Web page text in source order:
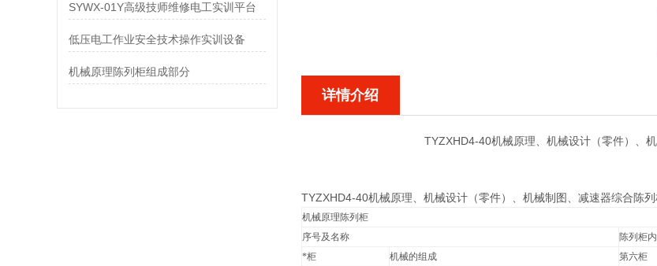
SYWX-01Y高级技师维修电工实训平台
低压电工作业安全技术操作实训设备
机械原理陈列柜组成部分
详情介绍
TYZXHD4-40机械原理、机械设计（零件）、
TYZXHD4-40机械原理、机械设计（零件）、机械制图、减速器综合陈
机械原理陈列柜
序号及名称
陈列柜
*柜
机械的组成 第六柜